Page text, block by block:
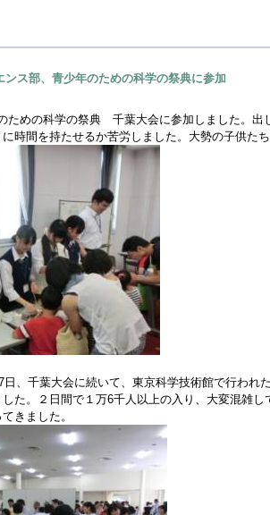
ンス部、青少年のための科学の祭典に参加
ための科学の祭典 千葉大会に参加しました。出
時間を持たせるか苦労しました。大勢の子供た
日、千葉大会に続いて、東京科学技術館で行わ
た。２日間で１万6千人以上の入り、大変混雑
きました。